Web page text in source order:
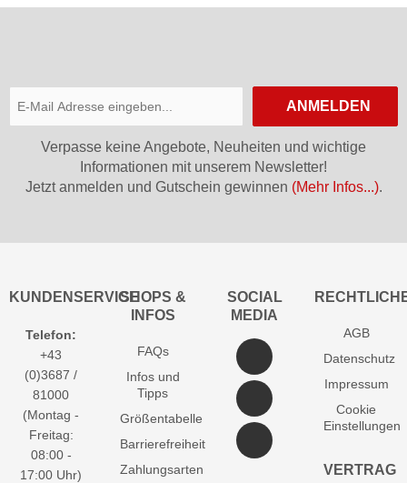
ANMELDEN
Verpasse keine Angebote, Neuheiten und wichtige
Informationen mit unserem Newsletter!
Jetzt anmelden und Gutschein gewinnen (Mehr Infos...).
KUNDENSERVICE
Telefon:
+43
(0)3687 /
81000
(Montag -
Freitag:
08:00 -
17:00 Uhr)
SHOPS &
INFOS
FAQs
Infos und
Tipps
Größentabelle
Barrierefreiheit
Zahlungsarten
SOCIAL
MEDIA
AGB
Datenschutz
Impressum
Cookie
Einstellungen
VERTRAG